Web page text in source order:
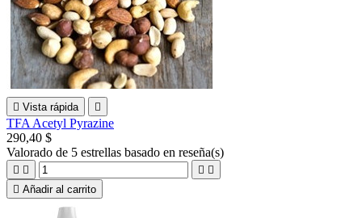
 Vista rápida 
TFA Acetyl Pyrazine
290,40 $
Valorado de 5 estrellas basado en reseña(s)
   
 Añadir al carrito